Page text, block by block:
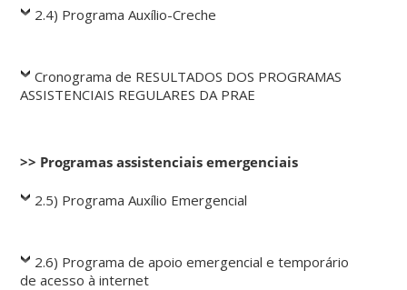
2.4) Programa Auxílio-Creche
Cronograma de RESULTADOS DOS PROGRAMAS
ASSISTENCIAIS REGULARES DA PRAE
>> Programas assistenciais emergenciais
2.5) Programa Auxílio Emergencial
2.6) Programa de apoio emergencial e temporário
de acesso à internet